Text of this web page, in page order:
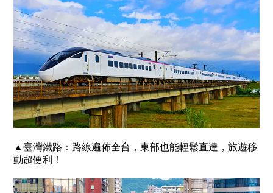
▲臺灣鐵路：路線遍佈全台，東部也能輕鬆直達，旅遊移
動超便利！